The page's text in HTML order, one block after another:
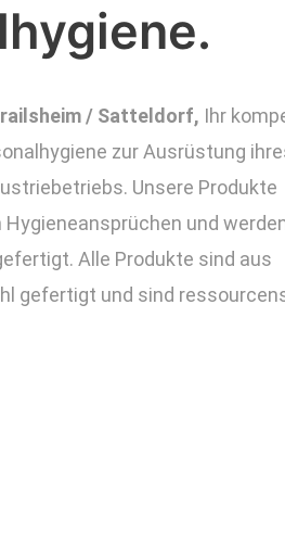
/ Satteldorf, Ihr
zur Ausrüstung
Unsere Produkte
und
Alle Produkte sind aus
gefertigt und sind